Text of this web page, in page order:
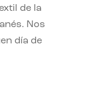
de la
Nos
día de